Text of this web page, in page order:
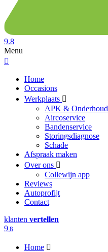
9.8
Menu
Home
Occasions
Werkplaats
APK & Onderhoud
Aircoservice
Bandenservice
Storingsdiagnose
Schade
Afspraak maken
Over ons
Collewijn app
Reviews
Autoprofijt
Contact
klanten vertellen
9,8
Home